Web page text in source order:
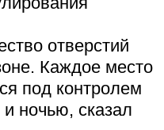
отверстий
Каждое место
под контролем
ночью, сказал